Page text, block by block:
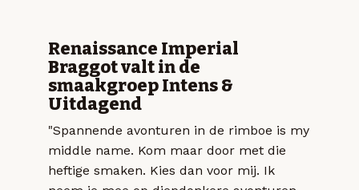
Renaissance Imperial
Braggot valt in de
smaakgroep Intens &
Uitdagend
"Spannende avonturen in de rimboe is my
middle name. Kom maar door met die
heftige smaken. Kies dan voor mij. Ik